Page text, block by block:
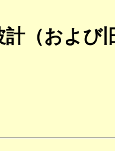
（および